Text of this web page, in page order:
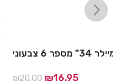
בלון מיילר 34" מספר 6 צבעוני
₪16.95